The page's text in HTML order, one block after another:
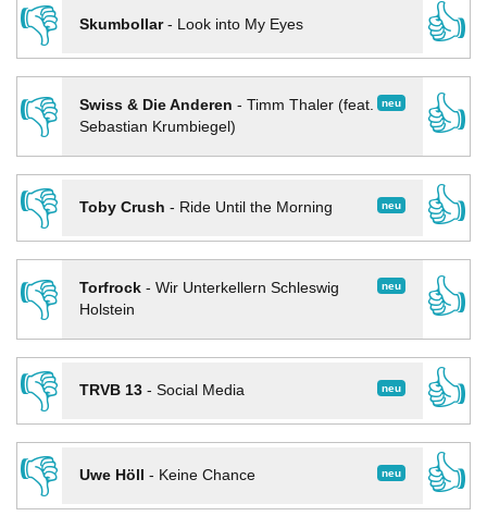
👎
Skumbollar- Look into My Eyes
👍
👎
neu
Swiss & Die Anderen - Timm Thaler (feat.
Sebastian Krumbiegel)
👍
👎
neu
Toby Crush - Ride Until the Morning
👍
👎
neu
Torfrock- Wir Unterkellern Schleswig
Holstein
👍
👎
neu
TRVB 13- Social Media
👍
👎
neu
Uwe Höll - Keine Chance
👍